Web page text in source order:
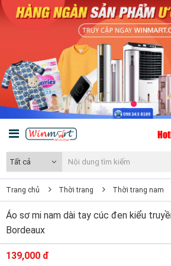
Tất cả
Trang chủ Thời trang Thời trang nam
Áo sơ mi nam dài tay cúc đen kiểu
Bordeaux
139,000 đ